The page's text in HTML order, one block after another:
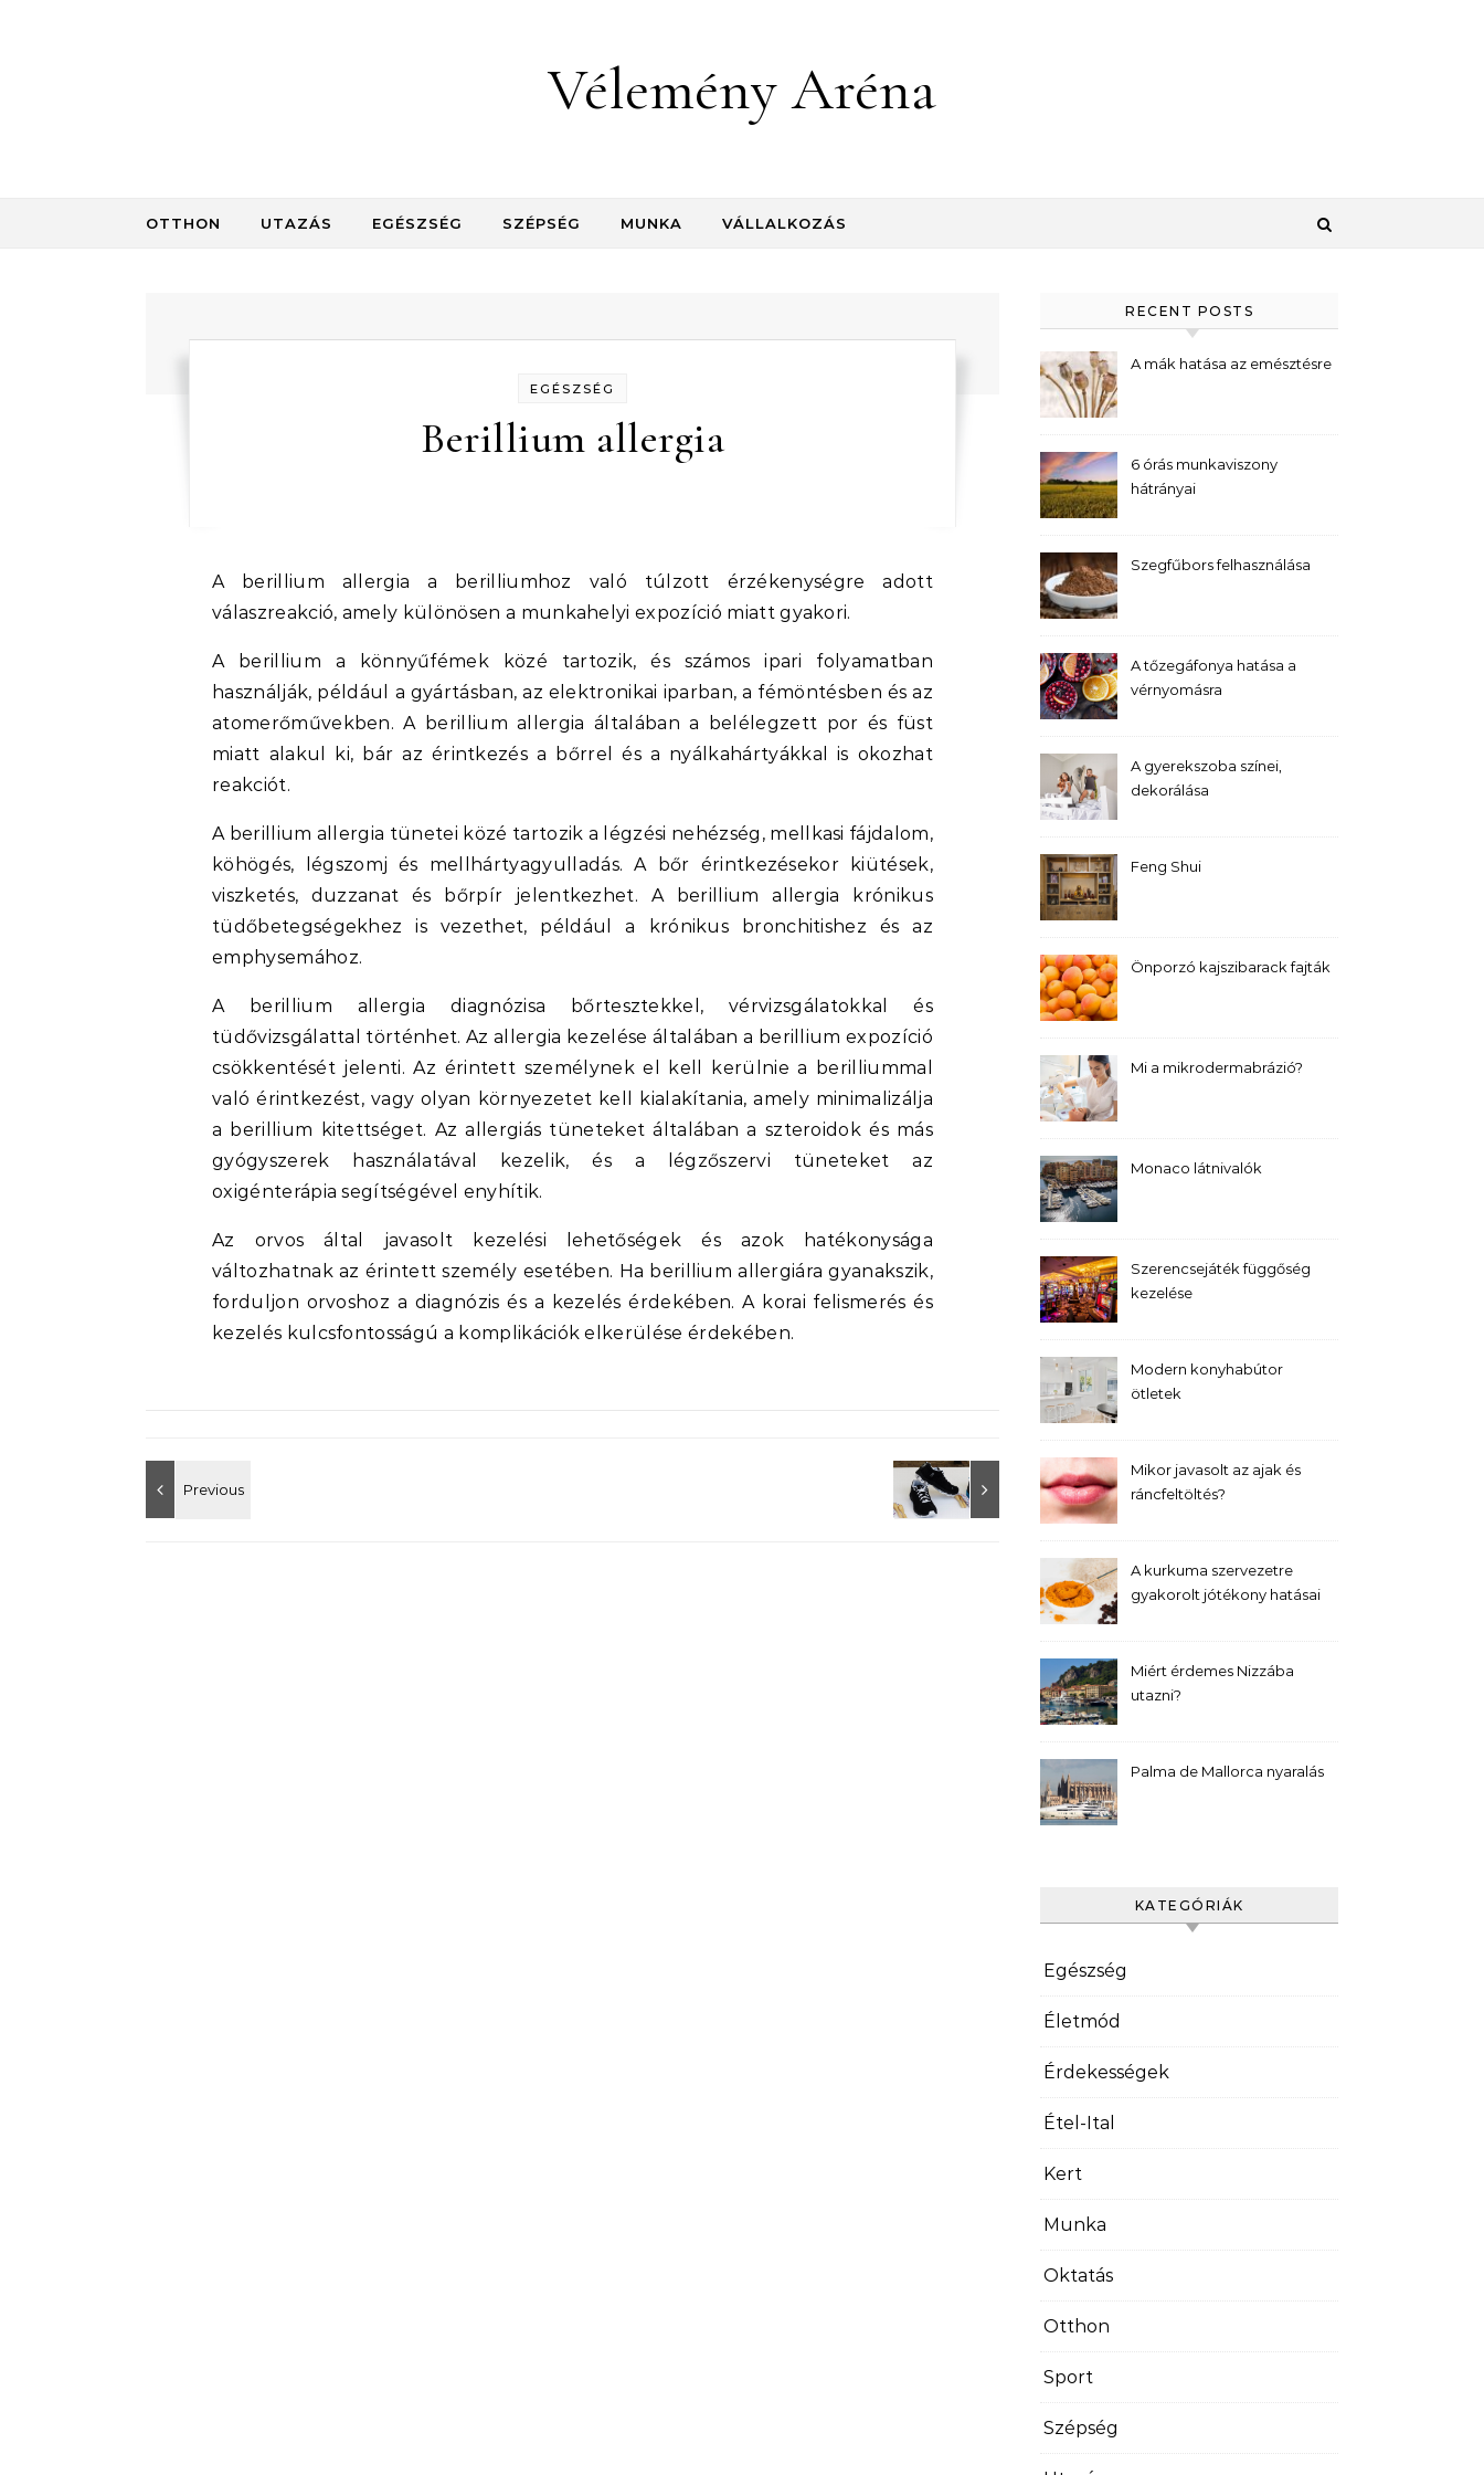
Vélemény Aréna
OTTHON UTAZÁS EGÉSZSÉG SZÉPSÉG MUNKA VÁLLALKOZÁS
EGÉSZSÉG
Berillium allergia
A berillium allergia a berilliumhoz való túlzott érzékenységre adott
válaszreakció, amely különösen a munkahelyi expozíció miatt gyakori.
A berillium a könnyűfémek közé tartozik, és számos ipari folyamatban
használják, például a gyártásban, az elektronikai iparban, a fémöntésben és az
atomerőművekben. A berillium allergia általában a belélegzett por és füst
miatt alakul ki, bár az érintkezés a bőrrel és a nyálkahártyákkal is okozhat
reakciót.
A berillium allergia tünetei közé tartozik a légzési nehézség, mellkasi fájdalom,
köhögés, légszomj és mellhártyagyulladás. A bőr érintkezésekor kiütések,
viszketés, duzzanat és bőrpír jelentkezhet. A berillium allergia krónikus
tüdőbetegségekhez is vezethet, például a krónikus bronchitishez és az
emphysemához.
A berillium allergia diagnózisa bőrtesztekkel, vérvizsgálatokkal és
tüdővizsgálattal történhet. Az allergia kezelése általában a berillium expozíció
csökkentését jelenti. Az érintett személynek el kell kerülnie a berilliummal
való érintkezést, vagy olyan környezetet kell kialakítania, amely minimalizálja
a berillium kitettséget. Az allergiás tüneteket általában a szteroidok és más
gyógyszerek használatával kezelik, és a légzőszervi tüneteket az
oxigénterápia segítségével enyhítik.
Az orvos által javasolt kezelési lehetőségek és azok hatékonysága
változhatnak az érintett személy esetében. Ha berillium allergiára gyanakszik,
forduljon orvoshoz a diagnózis és a kezelés érdekében. A korai felismerés és
kezelés kulcsfontosságú a komplikációk elkerülése érdekében.
RECENT POSTS
A mák hatása az emésztésre
6 órás munkaviszony
hátrányai
Szegfűbors felhasználása
A tőzegáfonya hatása a
vérnyomásra
A gyerekszoba színei,
dekorálása
Feng Shui
Önporzó kajszibarack fajták
Mi a mikrodermabrázió?
Monaco látnivalók
Szerencsejáték függőség
kezelése
Modern konyhabútor
ötletek
Mikor javasolt az ajak és
ráncfeltöltés?
A kurkuma szervezetre
gyakorolt jótékony hatásai
Miért érdemes Nizzába
utazni?
Palma de Mallorca nyaralás
KATEGÓRIÁK
Egészség
Életmód
Érdekességek
Étel-Ital
Kert
Munka
Oktatás
Otthon
Sport
Szépség